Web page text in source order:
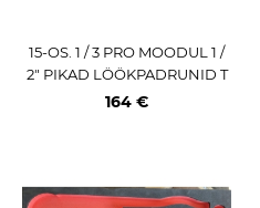
15-OS. 1 / 3 PRO MOODUL 1 /
2" PIKAD LÖÖKPADRUNID T
RIUMF
164 €